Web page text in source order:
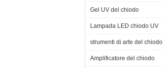
Gel UV del chiodo
Lampada LED chiodo UV
strumenti di arte del chiodo
Amplificatore del chiodo